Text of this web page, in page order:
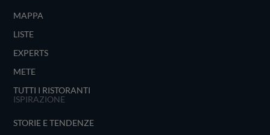
MAPPA
LISTE
EXPERTS
METE
TUTTI I RISTORANTI
ISPIRAZIONE
STORIE E TENDENZE